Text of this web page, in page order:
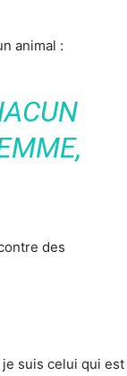
animal :
des
suis celui qui est